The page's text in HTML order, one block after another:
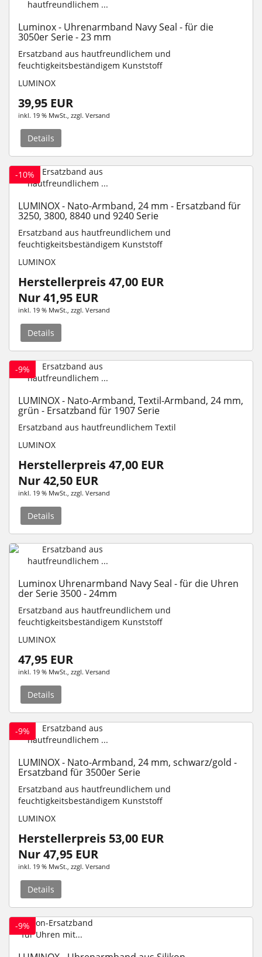
Luminox - Uhrenarmband Navy Seal - für die
3050er Serie - 23 mm
Ersatzband aus hautfreundlichem und
feuchtigkeitsbeständigem Kunststoff
LUMINOX
39,95 EUR
inkl. 19 % MwSt. , zzgl. Versand
Details
-10%
LUMINOX - Nato-Armband, 24 mm - Ersatzband für
3250, 3800, 8840 und 9240 Serie
Ersatzband aus hautfreundlichem und
feuchtigkeitsbeständigem Kunststoff
LUMINOX
Herstellerpreis 47,00 EUR
Nur 41,95 EUR
inkl. 19 % MwSt. , zzgl. Versand
Details
-9%
LUMINOX - Nato-Armband, Textil-Armband, 24 mm,
grün - Ersatzband für 1907 Serie
Ersatzband aus hautfreundlichem Textil
LUMINOX
Herstellerpreis 47,00 EUR
Nur 42,50 EUR
inkl. 19 % MwSt. , zzgl. Versand
Details
Luminox Uhrenarmband Navy Seal - für die Uhren
der Serie 3500 - 24mm
Ersatzband aus hautfreundlichem und
feuchtigkeitsbeständigem Kunststoff
LUMINOX
47,95 EUR
inkl. 19 % MwSt. , zzgl. Versand
Details
-9%
LUMINOX - Nato-Armband, 24 mm, schwarz/gold -
Ersatzband für 3500er Serie
Ersatzband aus hautfreundlichem und
feuchtigkeitsbeständigem Kunststoff
LUMINOX
Herstellerpreis 53,00 EUR
Nur 47,95 EUR
inkl. 19 % MwSt. , zzgl. Versand
Details
-9%